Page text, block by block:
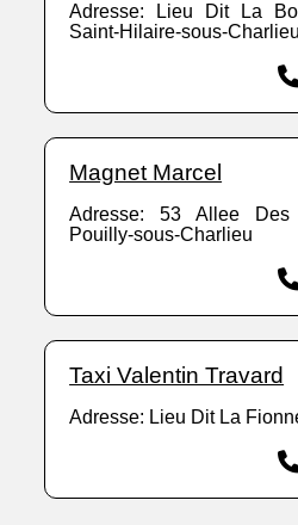
Adresse: Lieu Dit La
Saint-Hilaire-sous-Charlieu
Magnet Marcel
Adresse: 53 Allee
Pouilly-sous-Charlieu
Taxi Valentin Travard
Adresse: Lieu Dit La